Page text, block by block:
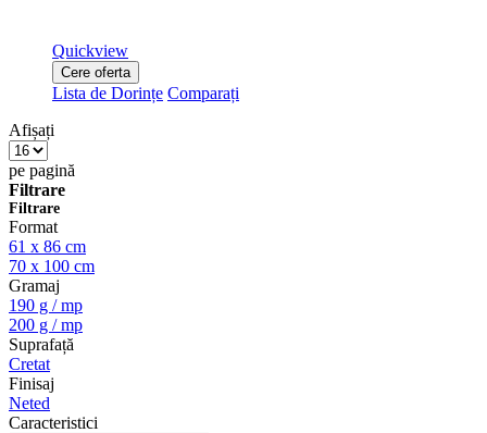
Quickview
Cere oferta
Lista de Dorințe Comparați
Afișați
pe pagină
Filtrare
Filtrare
Format
61 x 86 cm
70 x 100 cm
Gramaj
190 g / mp
200 g / mp
Suprafață
Cretat
Finisaj
Neted
Caracteristici